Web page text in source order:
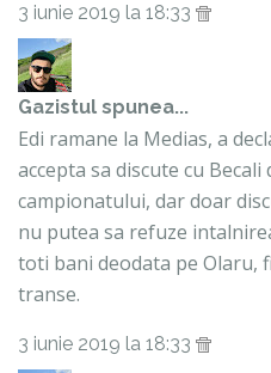
3 iunie 2019 la 18:33
Gazistul spunea...
Edi ramane la Medias, a
accepta sa discute cu
campionatului, dar doar
nu putea sa refuze
toti bani deodata pe Olaru,
transe.
3 iunie 2019 la 18:33